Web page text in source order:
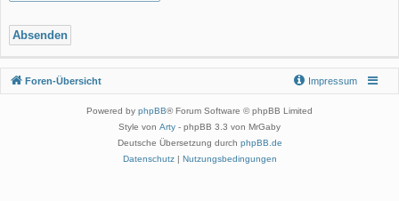
Foren-Übersicht Impressum
Powered by phpBB® Forum Software © phpBB Limited
Style von Arty - phpBB 3.3 von MrGaby
Deutsche Übersetzung durch phpBB.de
Datenschutz| Nutzungsbedingungen